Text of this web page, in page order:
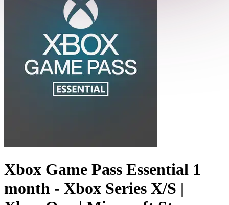
Xbox Game Pass Essential 1
month - Xbox Series X/S |